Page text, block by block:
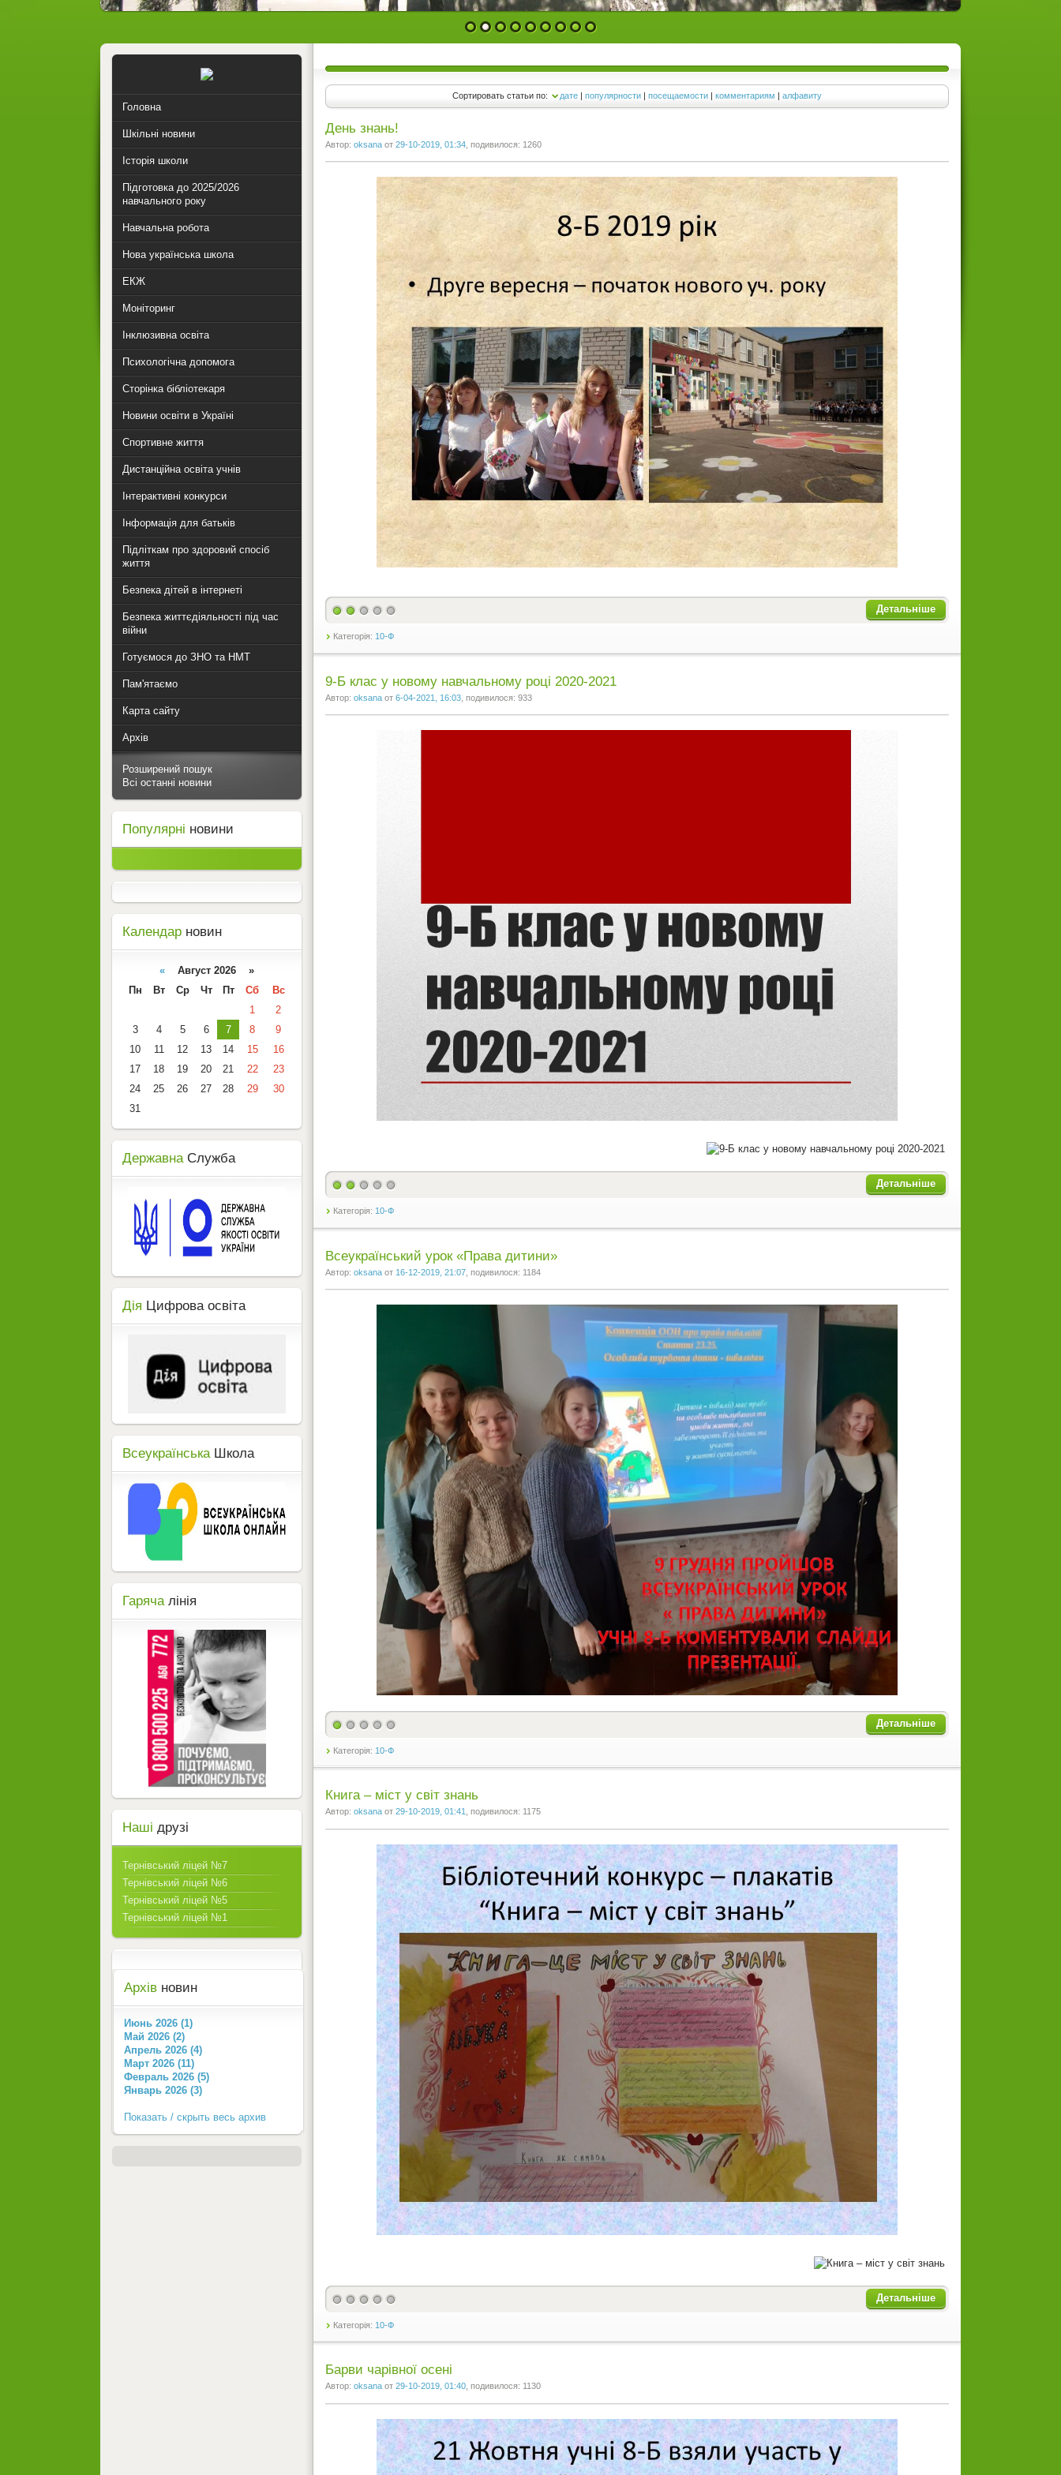
1 2 3 4 5 6 7 8 9
Сортировать статьи по: дате | популярности | посещаемости | комментариям | алфавиту
День знань!
Автор: oksana от 29-10-2019, 01:34 , подивилося: 1260
Детальніше
Категорія: 10-Ф
9-Б клас у новому навчальному році 2020-2021
Автор: oksana от 6-04-2021, 16:03 , подивилося: 933
Детальніше
Категорія: 10-Ф
Всеукраїнський урок «Права дитини»
Автор: oksana от 16-12-2019, 21:07 , подивилося: 1184
Детальніше
Категорія: 10-Ф
Книга – міст у світ знань
Автор: oksana от 29-10-2019, 01:41, подивилося: 1175
Детальніше
Категорія: 10-Ф
Барви чарівної осені
Автор: oksana от 29-10-2019, 01:40 , подивилося: 1130
Головна
Шкільні новини
Історія школи
Підготовка до 2025/2026
навчального року
Навчальна робота
Нова українська школа
ЕКЖ
Моніторинг
Інклюзивна освіта
Психологічна допомога
Сторінка бібліотекаря
Новини освіти в Україні
Спортивне життя
Дистанційна освіта учнів
Інтерактивні конкурси
Інформація для батьків
Підліткам про здоровий спосіб
життя
Безпека дітей в інтернеті
Безпека життєдіяльності під час
війни
Готуємося до ЗНО та НМТ
Пам'ятаємо
Карта сайту
Архів
Розширений пошук
Всі останні новини
Популярні новини
Календар новин
« Август 2026 »
Пн
Вт Ср Чт Пт Сб
Вс
1
2
3
4 5 6 7 8
9
10
11 12 13 14 15
16
17
18 19 20 21 22
23
24
25 26 27 28 29
30
31
ДержавнаСлужба
Дія Цифрова освіта
ВсеукраїнськаШкола
Гарячалінія
Наші друзі
Тернівський ліцей №7
Тернівський ліцей №6
Тернівський ліцей №5
Тернівський ліцей №1
Архів новин
Июнь 2026 (1)
Май 2026 (2)
Апрель 2026 (4)
Март 2026 (11)
Февраль 2026 (5)
Январь 2026 (3)
Показать / скрыть весь архив